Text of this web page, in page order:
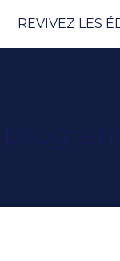
REVIVEZ LES